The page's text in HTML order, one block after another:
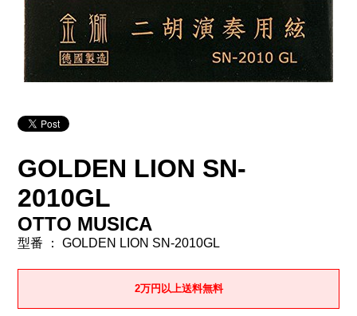
GOLDEN LION SN-
2010GL
OTTO MUSICA
型番 ： GOLDEN LION SN-2010GL
2万円以上送料無料